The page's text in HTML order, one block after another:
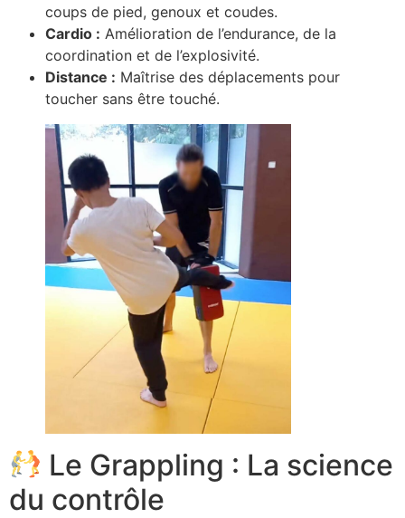
coups de pied, genoux et coudes.
Cardio : Amélioration de l’endurance, de la
coordination et de l’explosivité.
Distance : Maîtrise des déplacements pour
toucher sans être touché.
Le Grappling : La science
du contrôle